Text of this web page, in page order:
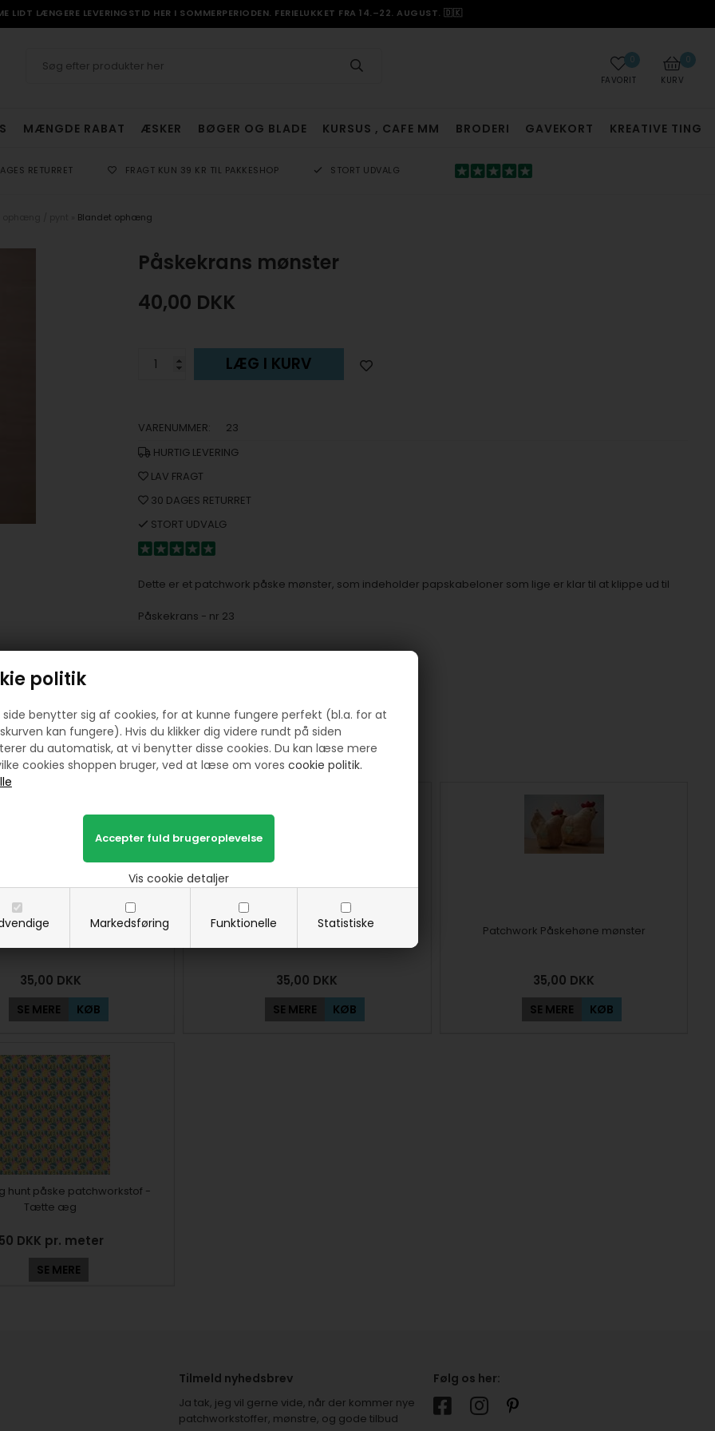
politik
side benytter sig af cookies, for at kunne fungere perfekt (bl.a. for at
kan fungere). Hvis du klikker dig videre rundt på siden
du automatisk, at vi benytter disse cookies. Du kan læse mere
cookies shoppen bruger, ved at læse om vores cookie politik.
Markedsføring Funktionelle Statistiske
Vis cookie detaljer
LIDT LÆNGERE LEVERINGSTID HER I SOMMERPERIODEN. FERIELUKKET FRA 14.–22. AUGUST. 🇩🇰
0
KURV
0
FAVORIT
MÆNGDE RABAT ÆSKER BØGER OG BLADE KURSUS , CAFE MM BRODERI GAVEKORT KREATIVE TING
RETURRET FRAGT KUN 39 KR TIL PAKKESHOP STORT UDVALG
Blandet ophæng
Påskekrans mønster
40,00 DKK
LÆG I KURV
VARENUMMER:
23
HURTIG LEVERING
LAV FRAGT
30 DAGES RETURRET
STORT UDVALG
Dette er et patchwork påske mønster, som indeholder papskabeloner som lige er klar til at klippe ud til
Påskekrans - nr 23
Prøv lige at se her:
Høj Høne mønster
35,00 DKK
SE MERE KØB
Hønemor Med Æg mønster
35,00 DKK
SE MERE KØB
Patchwork Påskehøne mønster
35,00 DKK
SE MERE KØB
hunt påske patchworkstof -
Tætte æg
DKK pr. meter
SE MERE
Tilmeld nyhedsbrev
Ja tak, jeg vil gerne vide, når der kommer nye
patchworkstoffer, mønstre, og gode tilbud
Følg os her: